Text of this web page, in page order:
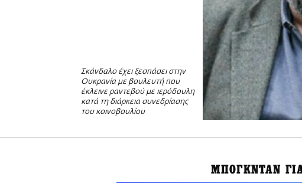
Σκάνδαλο έχει ξεσπάσει στην
Ουκρανία με βουλευτή που
έκλεινε ραντεβού με ιερόδουλη
κατά τη διάρκεια συνεδρίασης
του κοινοβουλίου
ΜΠΟΓΚΝΤΑΝ